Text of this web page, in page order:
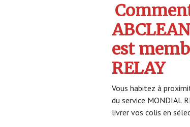
est
RELAY
Vous habitez à
du service MONDIAL
livrer vos colis en